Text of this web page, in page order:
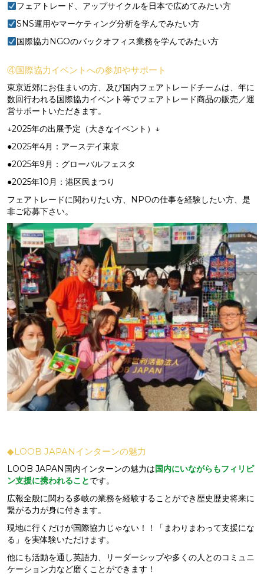
フェアトレード、アップサイクルを日本で広めてみたい方
SNS運用やマーケティング分析を学んでみたい方
国際協力NGOのバックオフィス業務を学んでみたい方
④国際協力イベントへの参加やサポート
東京近郊にお住まいの方、及び国内フェアトレードチームは、年に
数回行われる国際協力イベント等でフェアトレード商品の販売／運
営サポートいただきます。
↓2025年の出展予定（大きなイベント）↓
●2025年4月：アースデイ東京
●2025年9月：グローバルフェスタ
●2025年10月：港区民まつり
フェアトレードに関わりたい方、NPOの仕事を経験したい方、是
非ご応募下さい。
◆LOOB JAPANインターンの魅力
LOOB JAPAN国内インターンの魅力は国内にいながらもフィリピ
ン支援に携われることです。
広報全般に関わる多岐の業務を経験することができ歴史歴史将来に
繋がる力が身に付きます。
現地に行くだけが国際協力じゃない！！「まわりまわって支援にな
る」を実体験いただけます。
他にも活動を通し英語力、リーダーシップや多くの人とのコミュニ
ケーション力など磨くことができます！